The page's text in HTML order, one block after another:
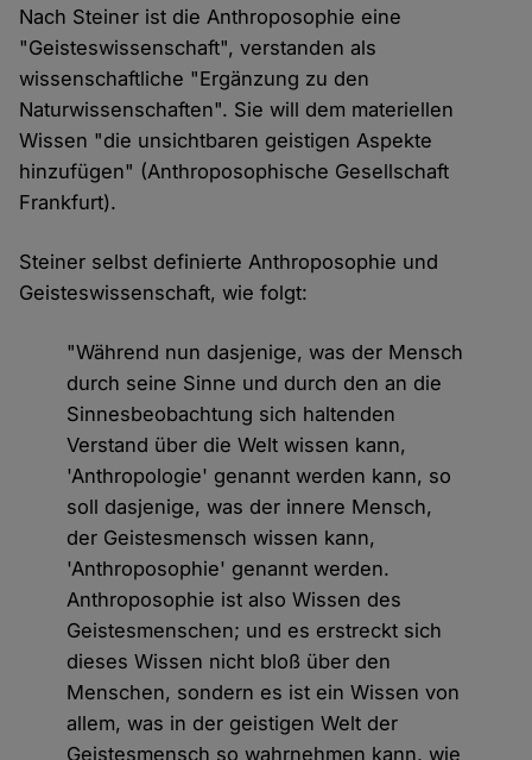
Nach Steiner ist die Anthroposophie eine
"Geisteswissenschaft", verstanden als
wissenschaftliche "Ergänzung zu den
Naturwissenschaften". Sie will dem materiellen
Wissen "die unsichtbaren geistigen Aspekte
hinzufügen" (Anthroposophische Gesellschaft
Frankfurt).
Steiner selbst definierte Anthroposophie und
Geisteswissenschaft, wie folgt:
"Während nun dasjenige, was der Mensch
durch seine Sinne und durch den an die
Sinnesbeobachtung sich haltenden
Verstand über die Welt wissen kann,
'Anthropologie' genannt werden kann, so
soll dasjenige, was der innere Mensch,
der Geistesmensch wissen kann,
'Anthroposophie' genannt werden.
Anthroposophie ist also Wissen des
Geistesmenschen; und es erstreckt sich
dieses Wissen nicht bloß über den
Menschen, sondern es ist ein Wissen von
allem, was in der geistigen Welt der
Geistesmensch so wahrnehmen kann, wie